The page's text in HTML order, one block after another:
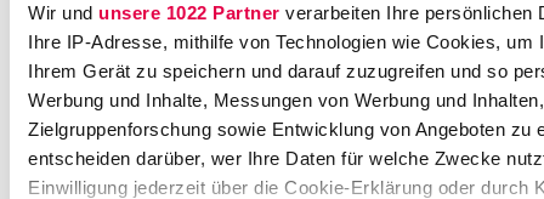
Wir und unsere 1022 Partner verarbeiten Ihre persönlichen
Ihre IP-Adresse, mithilfe von Technologien wie Cookies, um
Ihrem Gerät zu speichern und darauf zuzugreifen und so
Werbung und Inhalte, Messungen von Werbung und Inhalten,
Zielgruppenforschung sowie Entwicklung von Angeboten zu
entscheiden darüber, wer Ihre Daten für welche Zwecke
Einwilligung jederzeit über die Cookie-Erklärung oder durch